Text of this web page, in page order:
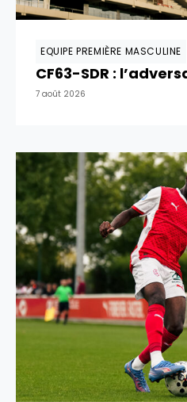
EQUIPE PREMIÈRE MASCULINE
CF63-SDR :
7 août 2026